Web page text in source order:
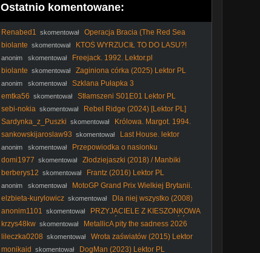
Ostatnio komentowane:
Renabed1 skomentował
Operacja Bracia (The Red Sea
Diving Resort2019) Lektor Pl 1080p.
biolante skomentował
KTOŚ WYRZUCIŁ TO DO LASU?!
Spacer z Nelą i szokujące znalezisko!
anonim skomentował
Freejack. 1992. Lektor.pl
biolante skomentował Zaginiona córka (2025) Lektor PL
anonim skomentował
Szklana Pułapka 3
emtka56 skomentował
Stłamszeni S01E01 Lektor PL
sebi-nokia skomentował
RebeI Ridge (2024) [Lektor PL]
Sardynka_z_Puszki skomentował
Królowa. Margot. 1994.
Lektor.pl
sankowskijaroslaw93 skomentował Last House. lektor
anonim skomentował
Przepowiodka o nasionku
domi1977 skomentował
Złodziejaszki (2018) / Manbiki
Kazoku
berberys12 skomentował Frantz (2016) Lektor PL
anonim skomentował
MotoGP Grand Prix Wielkiej Brytanii.
SPRINT Polski komentarz 2026-08-08 16-45-26
elzbieta-kurylowicz skomentował
Dla niej wszystko (2008)
Lektor PL
anonim1101 skomentował
PRZYJACIELE Z KIESZONKOWA
| SEZON 2 | ODCINEK 26 | POWRÓT DO DOMU CZĘŚĆ 2 |
SERIAL ANIMOWANY
krzys48kw skomentował
MetallicA pity the sadness 2026
Radom Pionki Chorzów Warsaw Mars Venus fake yeah
lileczka0208 skomentował
Wrota zaświatów (2015) Lektor
PL
monikaid skomentował DogMan (2023) Lektor PL